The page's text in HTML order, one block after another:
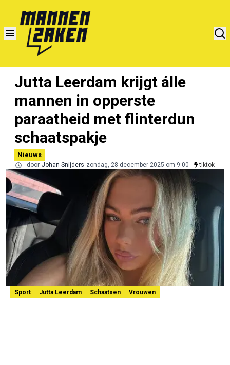
Jutta Leerdam krijgt álle
mannen in opperste
paraatheid met flinterdun
schaatspakje
Nieuws
door Johan Snijders zondag, 28 december 2025 om 9:00 tiktok
Sport Jutta Leerdam Schaatsen Vrouwen